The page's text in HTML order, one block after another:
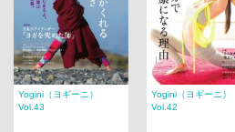
Yogini（ヨギーニ）
Vol.43
Yogini（ヨギーニ）
Vol.42